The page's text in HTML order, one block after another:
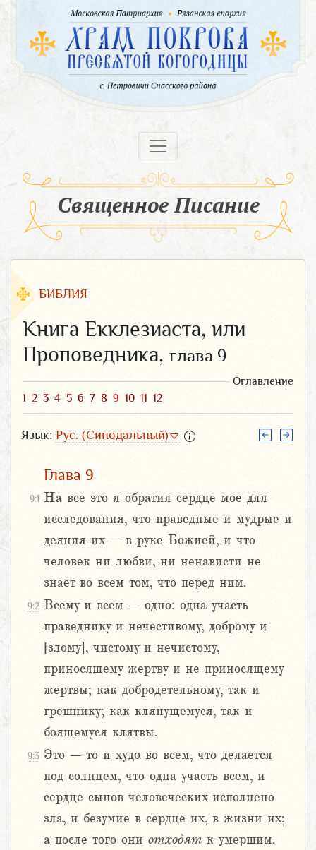
Священное Писание
БИБЛИЯ
Книга Екклезиаста, или
Проповедника, глава 9
Оглавление
1 2 3 4 5 6 7 8 9 10 11 12
Язык: Рус. (Синодальный)
Глава 9
9:1 На все это я обратил сердце мое для
исследования, что праведные и мудрые и
деяния их – в руке Божией, и что
человек ни любви, ни ненависти не
знает во всем том, что перед ним.
9:2 Всему и всем – одно: одна участь
праведнику и нечестивому, доброму и
[злому], чистому и нечистому,
приносящему жертву и не приносящему
жертвы; как добродетельному, так и
грешнику; как клянущемуся, так и
боящемуся клятвы.
9:3 Это – то и худо во всем, что делается
под солнцем, что одна участь всем, и
сердце сынов человеческих исполнено
зла, и безумие в сердце их, в жизни их;
а после того они отходят к умершим.